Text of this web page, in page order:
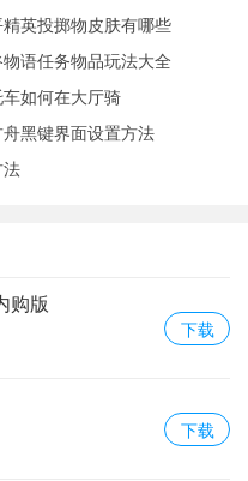
英投掷物皮肤有哪些
语任务物品玩法大全
如何在大厅骑
黑键界面设置方法
法
购版
下载
下载